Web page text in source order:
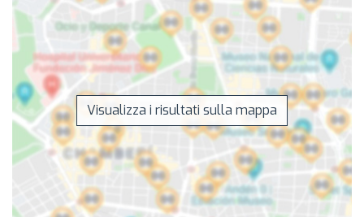
Visualizza i risultati sulla mappa